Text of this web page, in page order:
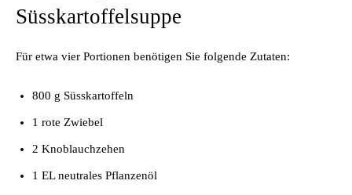
Süsskartoffelsuppe
Für etwa vier Portionen benötigen Sie folgende Zutaten:
800 g Süsskartoffeln
1 rote Zwiebel
2 Knoblauchzehen
1 EL neutrales Pflanzenöl